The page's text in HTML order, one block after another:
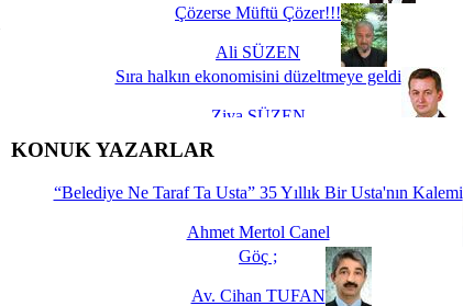
Çözerse Müftü Çözer!!!
Ali SÜZEN
Sıra halkın ekonomisini düzeltmeye geldi
Ziya SÜZEN
İşte Biz buyuz...
KONUK YAZARLAR
“Belediye Ne Taraf Ta Usta” 35 Yıllık Bir Usta'nın Kalemi
Ahmet Mertol Canel
Göç ;
Av. Cihan TUFAN